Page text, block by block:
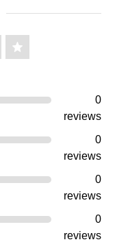
0
reviews
0
reviews
0
reviews
0
reviews